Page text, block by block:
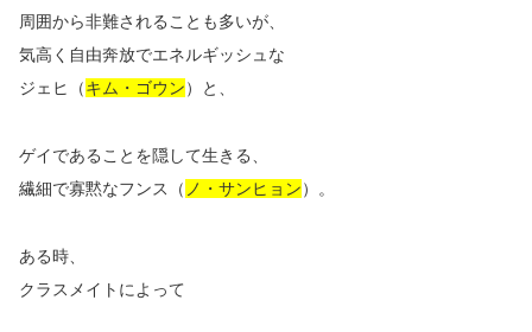
周囲から非難されることも多いが、
気高く自由奔放でエネルギッシュな
ジェヒ（キム・ゴウン）と、
ゲイであることを隠して生きる、
繊細で寡黙なフンス（ ノ・サンヒョン）。
ある時、
クラスメイトによって